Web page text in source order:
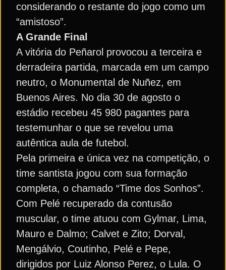
considerando o restante do jogo como um
“amistoso”.
A Grande Final
A vitória do Peñarol provocou a terceira e
derradeira partida, marcada em um campo
neutro, o Monumental de Nuñez, em
Buenos Aires. No dia 30 de agosto o
estádio recebeu 45 980 pagantes para
testemunhar o que se revelou uma
autêntica aula de futebol.
Pela primeira e única vez na competição, o
time santista jogou com sua formação
completa, o chamado “Time dos Sonhos”.
Com Pelé recuperado da contusão
muscular, o time atuou com Gylmar, Lima,
Mauro e Dalmo; Calvet e Zito; Dorval,
Mengálvio, Coutinho, Pelé e Pepe,
dirigidos por Luiz Alonso Perez, o Lula. O